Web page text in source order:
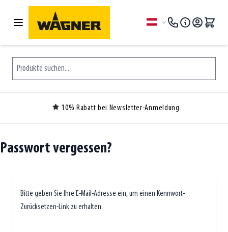
Zum Inhalt springen
Sprache
Produkte suchen...
10% Rabatt bei Newsletter-Anmeldung
Passwort vergessen?
Bitte geben Sie Ihre E-Mail-Adresse ein, um einen Kennwort-
Zurücksetzen-Link zu erhalten.